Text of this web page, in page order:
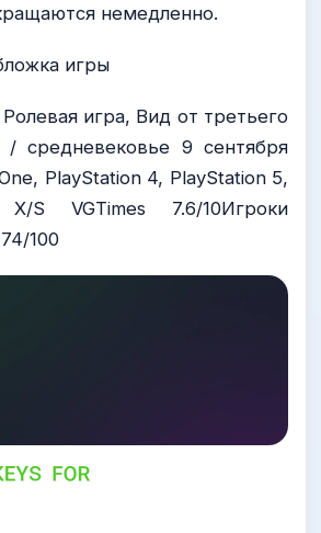
немедленно.
игра, Вид от третьего
/ средневековье 9 сентября
PlayStation 4, PlayStation 5,
S VGTimes 7.6/10Игроки
100